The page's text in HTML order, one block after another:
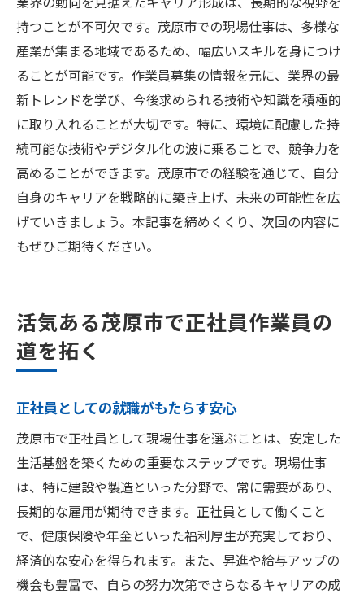
持つことが不可欠です。茂原市での現場仕事は、多様な
産業が集まる地域であるため、幅広いスキルを身につけ
ることが可能です。作業員募集の情報を元に、業界の最
新トレンドを学び、今後求められる技術や知識を積極的
に取り入れることが大切です。特に、環境に配慮した持
続可能な技術やデジタル化の波に乗ることで、競争力を
高めることができます。茂原市での経験を通じて、自分
自身のキャリアを戦略的に築き上げ、未来の可能性を広
げていきましょう。本記事を締めくくり、次回の内容に
もぜひご期待ください。
活気ある茂原市で正社員作業員の
道を拓く
正社員としての就職がもたらす安心
茂原市で正社員として現場仕事を選ぶことは、安定した
生活基盤を築くための重要なステップです。現場仕事
は、特に建設や製造といった分野で、常に需要があり、
長期的な雇用が期待できます。正社員として働くこと
で、健康保険や年金といった福利厚生が充実しており、
経済的な安心を得られます。また、昇進や給与アップの
機会も豊富で、自らの努力次第でさらなるキャリアの成